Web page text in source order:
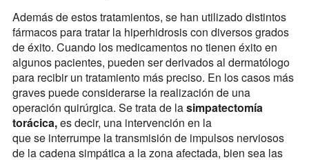
Además de estos tratamientos, se han utilizado distintos
fármacos para tratar la hiperhidrosis con diversos grados
de éxito. Cuando los medicamentos no tienen éxito en
algunos pacientes, pueden ser derivados al dermatólogo
para recibir un tratamiento más preciso. En los casos más
graves puede considerarse la realización de una
operación quirúrgica. Se trata de lasimpatectomía
torácica,es decir, una intervención en la
que se interrumpe la transmisión de impulsos nerviosos
de la cadena simpática a la zona afectada, bien sea las